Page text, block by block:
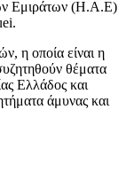
Εμιράτων (Η.Α.Ε)
η οποία είναι η
θέματα
Ελλάδος και
άμυνας και